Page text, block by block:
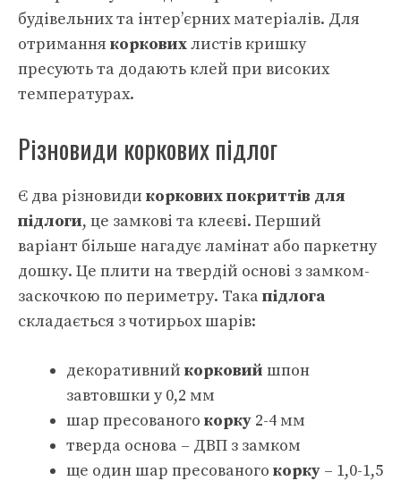
будівельних та інтер’єрних матеріалів. Для
отримання корковихлистів кришку
пресують та додають клей при високих
температурах.
Різновиди коркових підлог
Є два різновиди коркових покриттів для
підлоги, це замкові та клеєві. Перший
варіант більше нагадує ламінат або паркетну
дошку. Це плити на твердій основі з замком-
заскочкою по периметру. Такапідлога
складається з чотирьох шарів:
декоративний корковий шпон
завтовшки у 0,2 мм
шар пресованого корку 2-4 мм
тверда основа – ДВП з замком
ще один шар пресованого корку – 1,0-1,5